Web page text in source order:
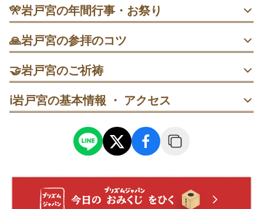
てくれそう。7月2日早朝の岩戸開き神事は特別な空気
が漂うため、時間にゆとりを持って訪れたい。🌅
🎌岩戸宮の年間行事・お祭り
・1月1〜3日 正月岩戸開き｜岩戸宮の開扉神事期間。扉前
での参拝は可能ですが神窟内は立入不可。三が日は常時賑
わうため、元旦の早朝（8:00〜10:00）が比較的ゆったりと
参拝できます。
・4月3日 大神宮祭｜櫻井大神宮の例祭日。祭典や神幸行列
が予定され、参道は賑やかに。徒歩参拝が便利で、開始前
学すると全体の流れを楽しめます。
🙏岩戸宮の参拝のコツ
楼門→手水→拝殿の順に参拝し、本殿裏の岩戸宮で一礼。7
月2日は午前4時の開門前に現地到着が安心です。
朝のうちに楼門を一礼してくぐり、手水で清めてから本殿
開門直後に参拝→絵馬掛け→桜の古木へと回ると落ち着い
拝殿→岩戸宮→駐車場の順に戻り、海中鳥居へ移動。人が
増える前の午前や、夕方早めの時間が見学しやすいです。
🤝岩戸宮のご祈祷
厄除祈願
厄除祈願は、災厄からの守りと一年の無事を願うご祈祷。
5,000円〜の案内あり）。
八方除祈願は、方角に関わる災いを広く祓う願い。引越し
や新生活の前に受ける人も。要予約・随時受付、拝殿で執
り行われます（初穂料5,000円〜の案内あり）。
ℹ️岩戸宮の基本情報 ・ アクセス